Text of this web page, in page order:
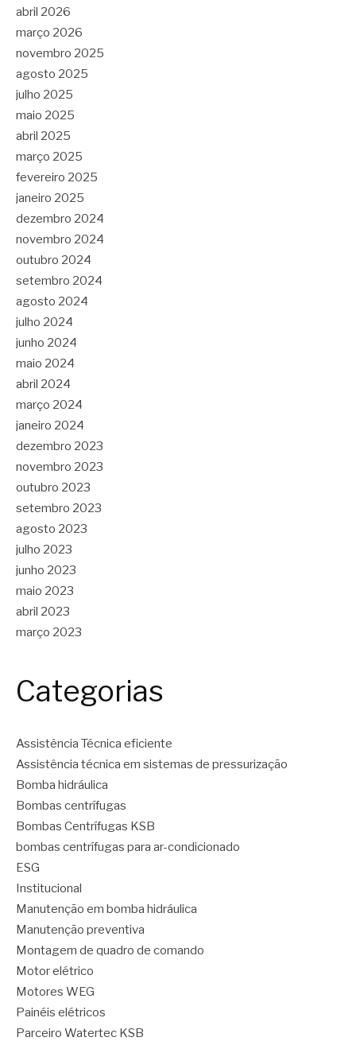
abril 2026
março 2026
novembro 2025
agosto 2025
julho 2025
maio 2025
abril 2025
março 2025
fevereiro 2025
janeiro 2025
dezembro 2024
novembro 2024
outubro 2024
setembro 2024
agosto 2024
julho 2024
junho 2024
maio 2024
abril 2024
março 2024
janeiro 2024
dezembro 2023
novembro 2023
outubro 2023
setembro 2023
agosto 2023
julho 2023
junho 2023
maio 2023
abril 2023
março 2023
Categorias
Assistência Técnica eficiente
Assistência técnica em sistemas de pressurização
Bomba hidráulica
Bombas centrífugas
Bombas Centrífugas KSB
bombas centrífugas para ar-condicionado
ESG
Institucional
Manutenção em bomba hidráulica
Manutenção preventiva
Montagem de quadro de comando
Motor elétrico
Motores WEG
Painéis elétricos
Parceiro Watertec KSB